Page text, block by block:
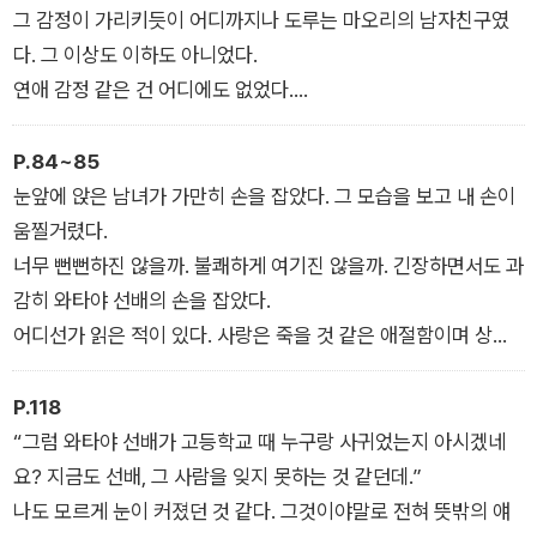
그 감정이 가리키듯이 어디까지나 도루는 마오리의 남자친구였
다. 그 이상도 이하도 아니었다.
연애 감정 같은 건 어디에도 없었다.
나처럼 어딘가 냉담해 보이고 순수문학을 좋아하며 집안일과 요
리를 잘하는 특이한 아이.
그런 도루에게 연애 감정을 갖게 된 것은 더 나중의 일이다. 동경
이라고 할 수 있는 감정을 아주 조금 마오리에게 품게 된 것도 훗
날의 일이었다.
도루에게……, 키스를 하게 된 것도.
P.84~85
눈앞에 앉은 남녀가 가만히 손을 잡았다. 그 모습을 보고 내 손이
움찔거렸다.
너무 뻔뻔하진 않을까. 불쾌하게 여기진 않을까. 긴장하면서도 과
감히 와타야 선배의 손을 잡았다.
어디선가 읽은 적이 있다. 사랑은 죽을 것 같은 애절함이며 상대
의 손을 잡아보고 싶다고 갈망하는 마음이라고. 그리고 연애의 가
장 큰 행복은 거기에 있다고.
P.118
“그럼 와타야 선배가 고등학교 때 누구랑 사귀었는지 아시겠네
요? 지금도 선배, 그 사람을 잊지 못하는 것 같던데.”
나도 모르게 눈이 커졌던 것 같다. 그것이야말로 전혀 뜻밖의 얘